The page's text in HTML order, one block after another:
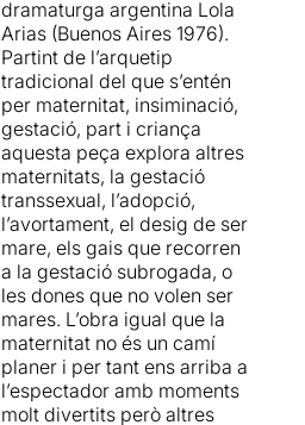
dramaturga argentina Lola
Arias (Buenos Aires 1976).
Partint de l’arquetip
tradicional del que s’entén
per maternitat, insiminació,
gestació, part i criança
aquesta peça explora altres
maternitats, la gestació
transsexual, l’adopció,
l’avortament, el desig de ser
mare, els gais que recorren
a la gestació subrogada, o
les dones que no volen ser
mares. L’obra igual que la
maternitat no és un camí
planer i per tant ens arriba a
l’espectador amb moments
molt divertits però altres